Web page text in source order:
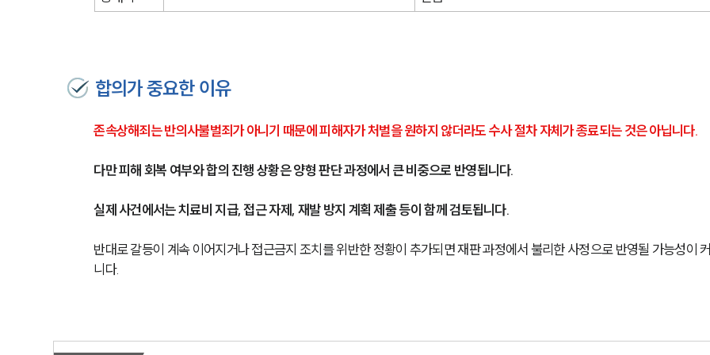
합의가 중요한 이유
존속상해죄는 반의사불벌죄가 아니기 때문에 피해자가 처벌을 원하지 않더라도 수사 절차 자체가 종료되는 것은 아닙니다.
다만 피해 회복 여부와 합의 진행 상황은 양형 판단 과정에서 큰 비중으로 반영됩니다.
실제 사건에서는 치료비 지급, 접근 자제, 재발 방지 계획 제출 등이 함께 검토됩니다.
반대로 갈등이 계속 이어지거나 접근금지 조치를 위반한 정황이 추가되면 재판 과정에서 불리한 사정으로 반영될 가능성이
니다.